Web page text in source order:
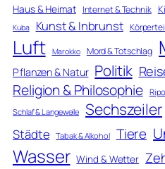
Haus & Heimat Internet & Technik
Kuba Kunst & Inbrunst
Luft Marokko Mord & Totschlag
Pflanzen & Natur Politik
Religion & Philosophie
Schlaf & Langeweile Sechszeiler
Städte Tabak & Alkohol Tiere
Wasser Wind & Wetter